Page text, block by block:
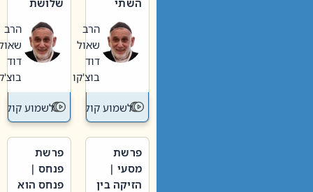
וערב של
חיינו
הרב
שאול
דוד
בוצ'קו
לשמוע קול תורה – מדרש
האבות
הרב
שאול
דוד
בוצ'קו
לשמוע קול
פרשת
מסעי |
הזיקה בין
פרשת
פנחס |
פנחס הוא